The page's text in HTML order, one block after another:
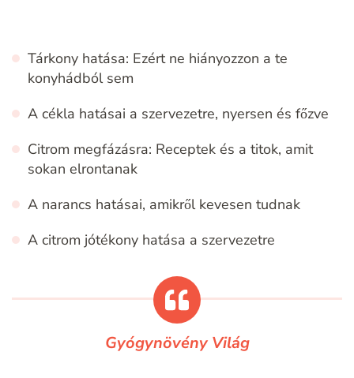
Tárkony hatása: Ezért ne hiányozzon a te
konyhádból sem
A cékla hatásai a szervezetre, nyersen és főzve
Citrom megfázásra: Receptek és a titok, amit
sokan elrontanak
A narancs hatásai, amikről kevesen tudnak
A citrom jótékony hatása a szervezetre
Gyógynövény Világ